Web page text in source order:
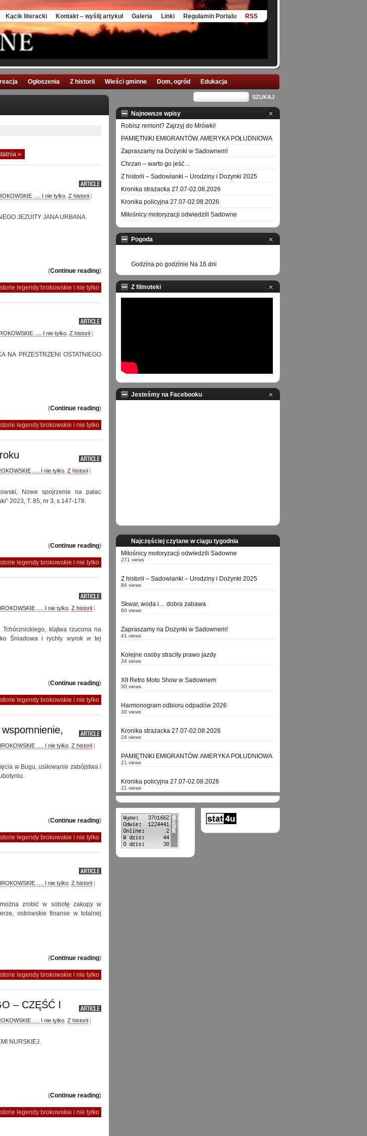
Kącik literacki Kontakt – wyślij artykuł Galeria Linki Regulamin Portalu RSS
Ogłoszenia Z historii Wieści gminne Dom, ogród Edukacja
»
…. I nie tylko Z historii |
JEZUITY JANA URBANA.
(Continue reading)
legendy brokowskie i nie tylko
…. I nie tylko Z historii |
NA PRZESTRZENI OSTATNIEGO
(Continue reading)
legendy brokowskie i nie tylko
…. I nie tylko Z historii |
Nowe spojrzenie na pałac
2023, T. 85, nr 3, s.147-178.
(Continue reading)
legendy brokowskie i nie tylko
…. I nie tylko Z historii |
klątwa rzucona na
Śniadowa i rychły wyrok w tej
(Continue reading)
legendy brokowskie i nie tylko
…. I nie tylko Z historii |
w Bugu, usiłowanie zabójstwa i
(Continue reading)
legendy brokowskie i nie tylko
…. I nie tylko Z historii |
zrobić w sobotę zakupy w
ostrowskie finanse w totalnej
(Continue reading)
legendy brokowskie i nie tylko
– CZĘŚĆ I
…. I nie tylko Z historii |
NURSKIEJ.
(Continue reading)
legendy brokowskie i nie tylko
Najnowsze wpisy
Robisz remont? Zajrzyj do Mrówki!
PAMIĘTNIKI EMIGRANTÓW. AMERYKA POŁUDNIOWA
Zapraszamy na Dożynki w Sadownem!
Chrzan – warto go jeść…
Z historii – Sadowianki – Urodziny i Dożynki 2025
Kronika strażacka 27.07-02.08.2026
Kronika policyjna 27.07-02.08.2026
Miłośnicy motoryzacji odwiedzili Sadowne
Pogoda
Godzina po godzinie Na 16 dni
Z filmoteki
Jesteśmy na Facebooku
Najczęściej czytane w ciągu tygodnia
Miłośnicy motoryzacji odwiedzili Sadowne
271 views
Z historii – Sadowianki – Urodziny i Dożynki 2025
84 views
Skwar, woda i… dobra zabawa
80 views
Zapraszamy na Dożynki w Sadownem!
41 views
Kolejne osoby straciły prawo jazdy
34 views
XII Retro Moto Show w Sadownem
30 views
Harmonogram odbioru odpadów 2026
30 views
Kronika strażacka 27.07-02.08.2026
24 views
PAMIĘTNIKI EMIGRANTÓW. AMERYKA POŁUDNIOWA
21 views
Kronika policyjna 27.07-02.08.2026
21 views